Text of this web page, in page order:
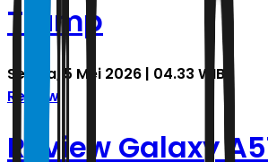
Trump
Selasa, 5 Mei 2026 | 04.33 WIB
Review
Review Galaxy